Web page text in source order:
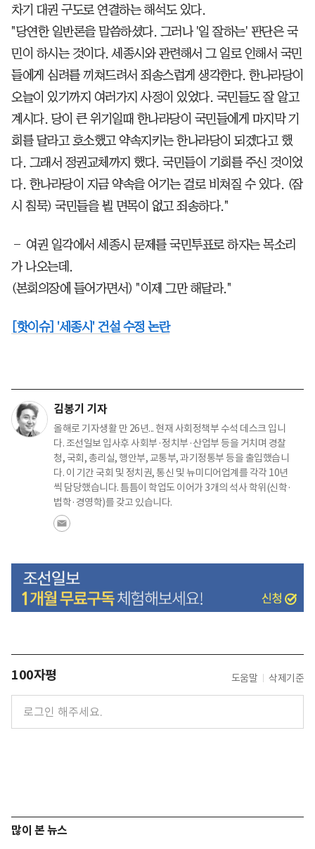
차기 대권 구도로 연결하는 해석도 있다.
"당연한 일반론을 말씀하셨다. 그러나 '일 잘하는' 판단은 국
민이 하시는 것이다. 세종시와 관련해서 그 일로 인해서 국민
들에게 심려를 끼쳐드려서 죄송스럽게 생각한다. 한나라당이
오늘이 있기까지 여러가지 사정이 있었다. 국민들도 잘 알고
계시다. 당이 큰 위기일때 한나라당이 국민들에게 마지막 기
회를 달라고 호소했고 약속지키는 한나라당이 되겠다고 했
다. 그래서 정권교체까지 했다. 국민들이 기회를 주신 것이었
다. 한나라당이 지금 약속을 어기는 걸로 비쳐질 수 있다. (잠
시 침묵) 국민들을 뵐 면목이 없고 죄송하다."
― 여권 일각에서 세종시 문제를 국민투표로 하자는 목소리
가 나오는데.
(본회의장에 들어가면서) "이제 그만 해달라."
[핫이슈] '세종시' 건설 수정 논란
김봉기 기자
올해로 기자생활 만 26년... 현재 사회정책부 수석 데스크 입니
다. 조선일보 입사후 사회부·정치부·산업부 등을 거치며 경찰
청, 국회, 총리실, 행안부, 교통부, 과기정통부 등을 출입했습니
다. 이 기간 국회 및 정치권, 통신 및 뉴미디어업계를 각각 10년
씩 담당했습니다. 틈틈이 학업도 이어가 3개의 석사 학위(신학·
법학·경영학)를 갖고 있습니다.
100자평 도움말 삭제기준
많이 본 뉴스